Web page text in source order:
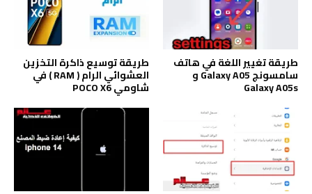
طريقة تغيير اللغة في هاتف
سامسونج Galaxy A05 و
Galaxy A05s
طريقة توسيع ذاكرة التخزين
العشوائي الرام ( RAM ) في
شاومي POCO X6